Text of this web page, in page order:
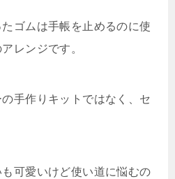
ゴムは手帳を止めるのに使
レンジです。
手作りキットではなく、セ
可愛いけど使い道に悩むの